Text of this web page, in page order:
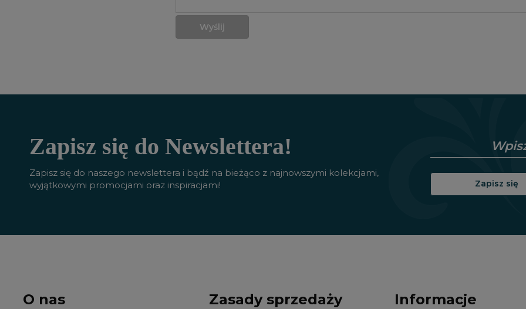
Wyślij
Zapisz się do Newslettera!
Zapisz się do naszego newslettera i bądź na bieżąco z najnowszymi kolekcjami,
wyjątkowymi promocjami oraz inspiracjami!
Zapisz się
O nas Zasady sprzedaży Informacje